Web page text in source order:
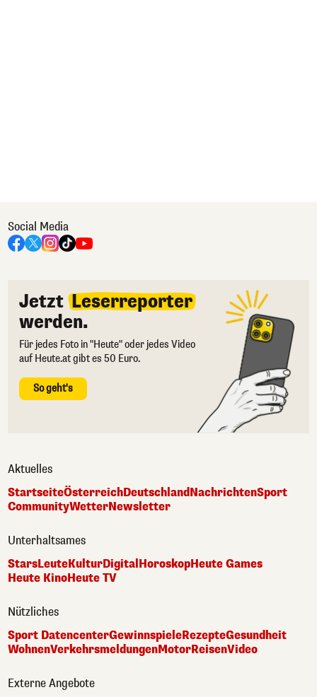
Social Media
Jetzt Leserreporter
werden.
Für jedes Foto in "Heute" oder jedes Video
auf Heute.at gibt es 50 Euro.
So geht's
Aktuelles
StartseiteÖsterreichDeutschlandNachrichtenSport
CommunityWetterNewsletter
Unterhaltsames
StarsLeuteKulturDigital HoroskopHeute Games
Heute KinoHeute TV
Nützliches
Sport DatencenterGewinnspieleRezepteGesundheit
WohnenVerkehrsmeldungenMotorReisenVideo
Externe Angebote